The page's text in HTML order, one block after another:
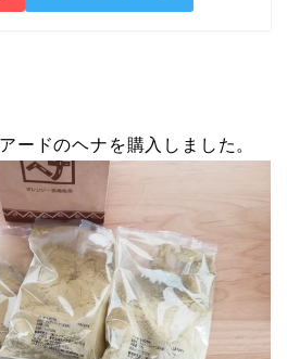
ードのヘナを購入しました。